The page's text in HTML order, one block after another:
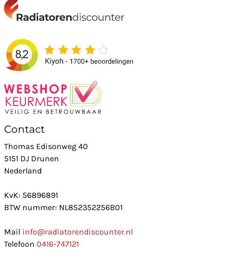
Contact
Thomas Edisonweg 40
5151 DJ Drunen
Nederland
KvK: 56896891
BTW nummer: NL852352256B01
Mail info@radiatorendiscounter.nl
Telefoon 0416-747121